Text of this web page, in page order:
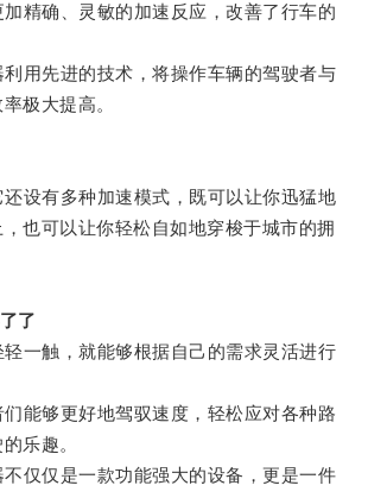
确、灵敏的加速反应，改善了行车的
先进的技术，将操作车辆的驾驶者与
极大提高。
有多种加速模式，既可以让你迅猛地
也可以让你轻松自如地穿梭于城市的拥
了
触，就能够根据自己的需求灵活进行
够更好地驾驭速度，轻松应对各种路
乐趣。
仅是一款功能强大的设备，更是一件